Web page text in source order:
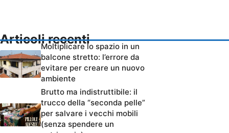
Articoli recenti
Moltiplicare lo spazio in un
balcone stretto: l’errore da
evitare per creare un nuovo
ambiente
Brutto ma indistruttibile: il
trucco della “seconda pelle”
per salvare i vecchi mobili
(senza spendere un